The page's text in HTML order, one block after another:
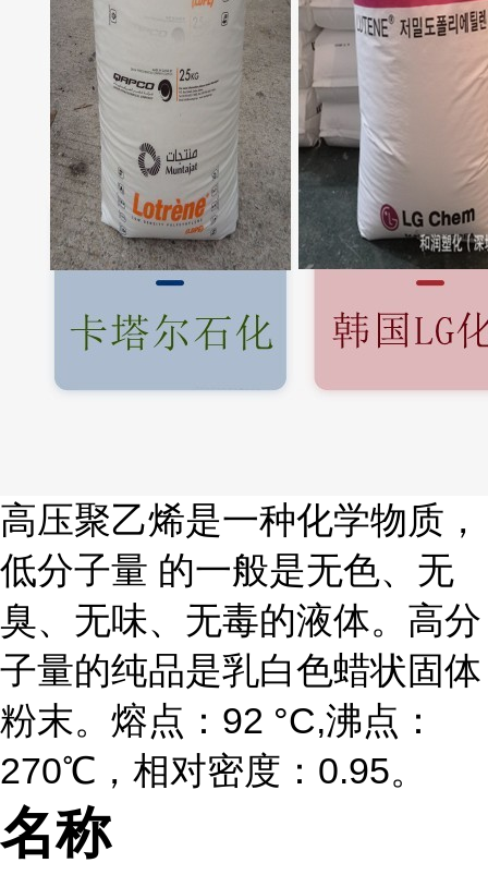
高压聚乙烯是一种化学物质，
低分子量 的一般是无色、无
臭、无味、无毒的液体。高分
子量的纯品是乳白色蜡状固体
粉末。熔点：92 °C,沸点：
270℃，相对密度：0.95。
名称